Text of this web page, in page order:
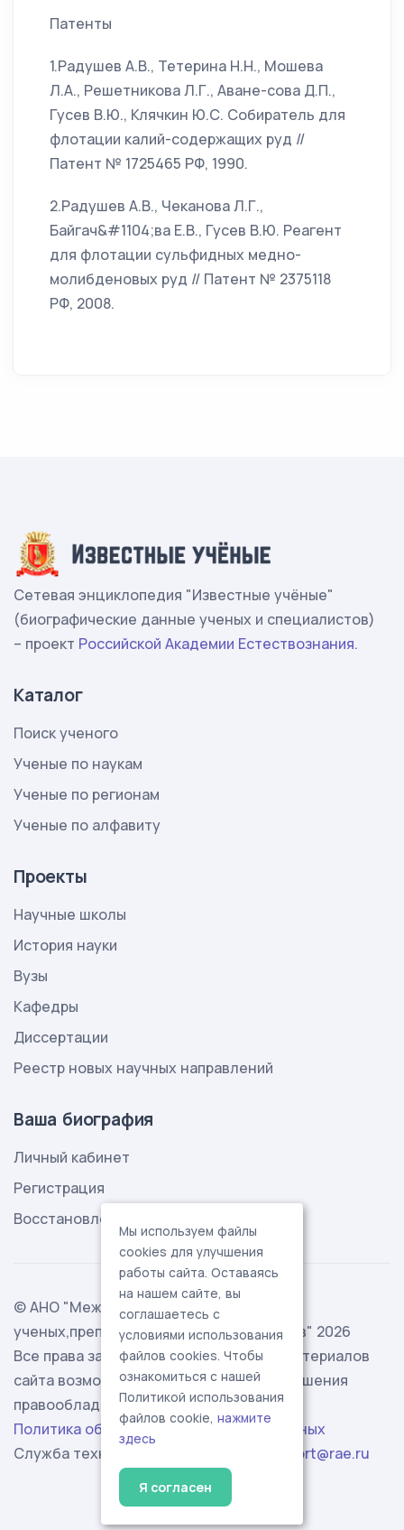
Патенты
1.Радушев А.В., Тетерина Н.Н., Мошева
Л.А., Решетникова Л.Г., Аване-сова Д.П.,
Гусев В.Ю., Клячкин Ю.С. Собиратель для
флотации калий-содержащих руд //
Патент № 1725465 РФ, 1990.
2.Радушев А.В., Чеканова Л.Г.,
Байгач&#1104;ва Е.В., Гусев В.Ю. Реагент
для флотации сульфидных медно-
молибденовых руд // Патент № 2375118
РФ, 2008.
Сетевая энциклопедия "Известные учёные"
(биографические данные ученых и специалистов)
– проект Российской Академии Естествознания.
Каталог
Поиск ученого
Ученые по наукам
Ученые по регионам
Ученые по алфавиту
Проекты
Научные школы
История науки
Вузы
Кафедры
Диссертации
Реестр новых научных направлений
Ваша биография
Личный кабинет
Регистрация
Восстановление пароля
© АНО "Международная ассоциация
ученых,преподавателей и специалистов" 2026
Все права защищены. Использование материалов
сайта возможно исключительно с разрешения
правообладателя.
Политика обработки персональных данных
Служба технической поддержки -
support@rae.ru
Мы используем файлы
cookies для улучшения
работы сайта. Оставаясь
на нашем сайте, вы
соглашаетесь с
условиями использования
файлов cookies. Чтобы
ознакомиться с нашей
Политикой использования
файлов cookie, нажмите
здесь
Я согласен